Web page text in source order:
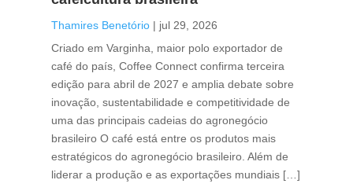
Thamires Benetório | jul 29, 2026
Criado em Varginha, maior polo exportador de
café do país, Coffee Connect confirma terceira
edição para abril de 2027 e amplia debate sobre
inovação, sustentabilidade e competitividade de
uma das principais cadeias do agronegócio
brasileiro O café está entre os produtos mais
estratégicos do agronegócio brasileiro. Além de
liderar a produção e as exportações mundiais […]